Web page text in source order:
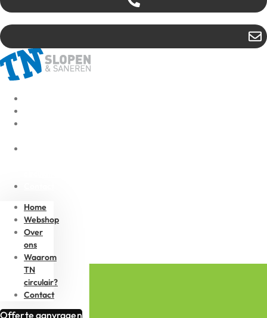
Home
Webshop
Over
ons
Waarom
TN
circulair?
Contact
Offerte aanvragen